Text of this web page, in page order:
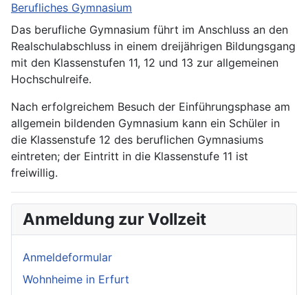
Berufliches Gymnasium
Das berufliche Gymnasium führt im Anschluss an den
Realschulabschluss in einem dreijährigen Bildungsgang
mit den Klassenstufen 11, 12 und 13 zur allgemeinen
Hochschulreife.
Nach erfolgreichem Besuch der Einführungsphase am
allgemein bildenden Gymnasium kann ein Schüler in
die Klassenstufe 12 des beruflichen Gymnasiums
eintreten; der Eintritt in die Klassenstufe 11 ist
freiwillig.
Anmeldung zur Vollzeit
Anmeldeformular
Wohnheime in Erfurt